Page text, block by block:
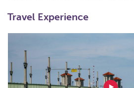
Travel Experience